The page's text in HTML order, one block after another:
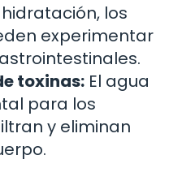
los
experimentar
toxinas: El agua
para los
y eliminan